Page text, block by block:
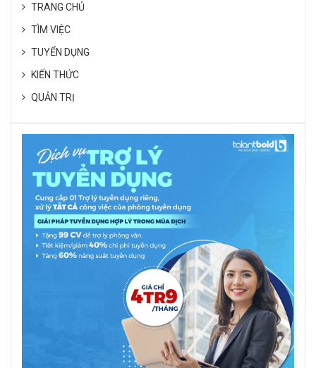
TRANG CHỦ
TÌM VIỆC
TUYỂN DỤNG
KIẾN THỨC
QUẢN TRỊ